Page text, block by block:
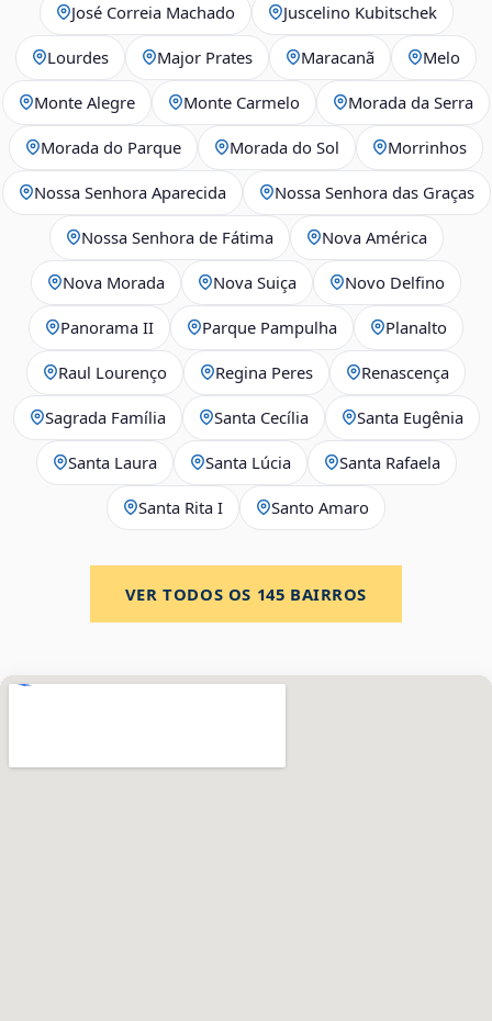
José Correia Machado Juscelino Kubitschek
Lourdes Major Prates Maracanã Melo
Monte Alegre Monte Carmelo Morada da Serra
Morada do Parque Morada do Sol Morrinhos
Nossa Senhora Aparecida Nossa Senhora das Graças
Nossa Senhora de Fátima Nova América
Nova Morada Nova Suiça Novo Delfino
Panorama II Parque Pampulha Planalto
Raul Lourenço Regina Peres Renascença
Sagrada Família Santa Cecília Santa Eugênia
Santa Laura Santa Lúcia Santa Rafaela
Santa Rita I Santo Amaro
VER TODOS OS 145 BAIRROS